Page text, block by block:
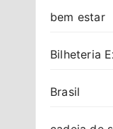
bem estar
Bilheteria
Brasil